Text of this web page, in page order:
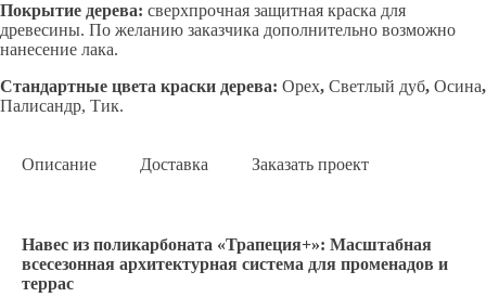
Покрытие дерева: сверхпрочная защитная краска для
древесины. По желанию заказчика дополнительно возможно
нанесение лака.
Стандартные цвета краски дерева: Орех, Светлый дуб, Осина,
Палисандр, Тик.
Описание Доставка Заказать проект
Навес из поликарбоната «Трапеция+»: Масштабная
всесезонная архитектурная система для променадов и
террас